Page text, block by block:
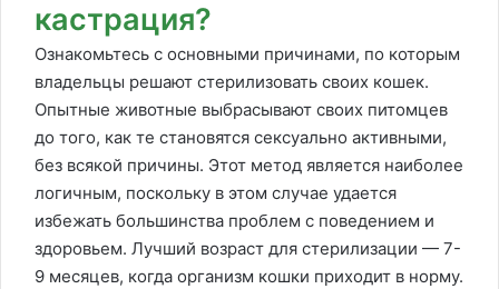
кастрация?
Ознакомьтесь с основными причинами, по которым
владельцы решают стерилизовать своих кошек.
Опытные животные выбрасывают своих питомцев
до того, как те становятся сексуально активными,
без всякой причины. Этот метод является наиболее
логичным, поскольку в этом случае удается
избежать большинства проблем с поведением и
здоровьем. Лучший возраст для стерилизации — 7-
9 месяцев, когда организм кошки приходит в норму.